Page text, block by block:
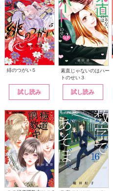
緋のつがい５
試し読み
素直じゃないのはハー
トのせい３
試し読み